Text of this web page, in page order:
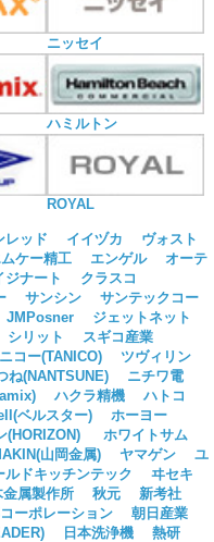
ニッセイ
ハミルトン
ROYAL
レッド イイヅカ
ヴォスト
ケー精工 エンゲル
オーテ
ジナート
クラスコ
サンシン
サンテックコー
JMPosner
ジェットネット
シリット
スギコ産業
コー(TANICO)
ツヴィリン
ね(NANTSUNE)
ニチワ電
ハクラ精機
ハトコ
ベルスター)
ホーヨー
(HORIZON)
ホワイトサム
山岡金属) ヤマゲン
ユ
ルドキッチンテック
ヰセキ
金属製作所 秋元
新考社
ーポレーション
朝日産業
日本洗浄機
熱研